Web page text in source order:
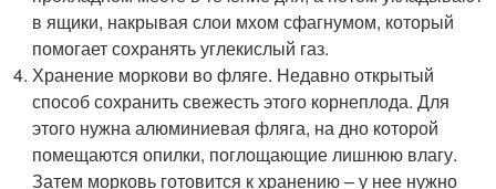
в ящики, накрывая слои мхом сфагнумом, который
помогает сохранять углекислый газ.
Хранение моркови во фляге. Недавно открытый
способ сохранить свежесть этого корнеплода. Для
этого нужна алюминиевая фляга, на дно которой
помещаются опилки, поглощающие лишнюю влагу.
Затем морковь готовится к хранению – у нее нужно